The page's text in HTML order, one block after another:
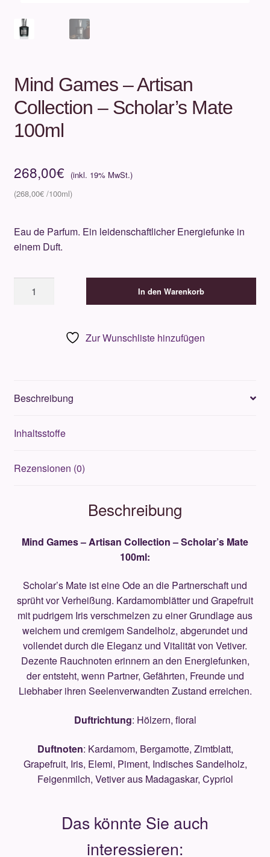
Mind Games – Artisan
Collection – Scholar’s ​​Mate
100ml
268,00€
268,00€
Eau de Parfum. Ein leidenschaftlicher Energiefunke in
einem Duft.
Games
Mate
Menge
In den Warenkorb
Zur Wunschliste hinzufügen
Beschreibung
Inhaltsstoffe
Rezensionen (0)
Beschreibung
Mind Games – Artisan Collection – Scholar’s ​​Mate
100ml:
Scholar’s ​​Mate ist eine Ode an die Partnerschaft und
sprüht vor Verheißung. Kardamomblätter und Grapefruit
mit pudrigem Iris verschmelzen zu einer Grundlage aus
weichem und cremigem Sandelholz, abgerundet und
vollendet durch die Eleganz und Vitalität von Vetiver.
Dezente Rauchnoten erinnern an den Energiefunken,
der entsteht, wenn Partner, Gefährten, Freunde und
Liebhaber ihren Seelenverwandten Zustand erreichen.
Duftrichtung: Hölzern, floral
Duftnoten: Kardamom, Bergamotte, Zimtblatt,
Grapefruit, Iris, Elemi, Piment, Indisches Sandelholz,
Feigenmilch, Vetiver aus Madagaskar, Cypriol